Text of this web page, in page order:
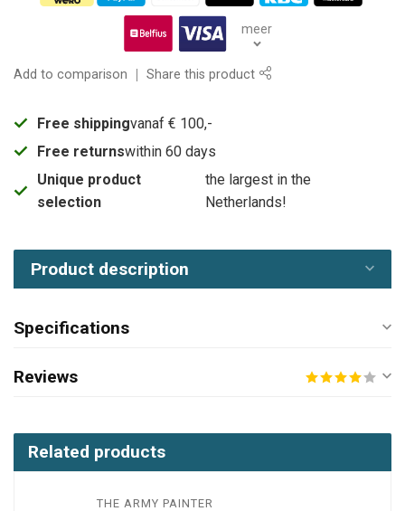
meer
Add to comparison Share this product
Free shippingvanaf € 100,-
Free returnswithin 60 days
Unique product
selection
the largest in the
Netherlands!
Product description
Specifications
Reviews
Related products
THE ARMY PAINTER